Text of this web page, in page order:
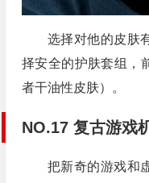
选择对他的皮肤
择安全的护肤套组，
者干油性皮肤）。
NO.17 复古游戏
把新奇的游戏和